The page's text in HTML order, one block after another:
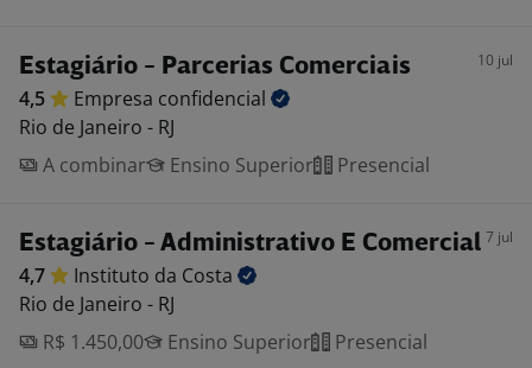
Estagiário - Parcerias Comerciais 10 jul
4,5 Empresa confidencial
Rio de Janeiro - RJ
A combinar
Ensino Superior Presencial
Estagiário - Administrativo E Comercial 7 jul
4,7 Instituto da Costa
Rio de Janeiro - RJ
R$ 1.450,00
Ensino Superior Presencial